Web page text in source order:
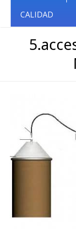
CALIDAD